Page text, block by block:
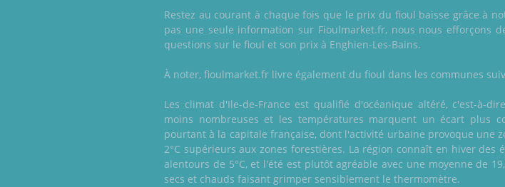
Restez au courant à chaque fois que le prix du fioul baisse grâce à
pas une seule information sur Fioulmarket.fr, nous nous efforçons
questions sur le fioul et son prix à Enghien-Les-Bains.
À noter, fioulmarket.fr livre également du fioul dans les communes
Les climat d'Ile-de-France est qualifié d'océanique altéré, c'est-à-
moins nombreuses et les températures marquent un écart plus
pourtant à la capitale française, dont l'activité urbaine provoque une
2°C supérieurs aux zones forestières. La région connaît en hiver
alentours de 5°C, et l'été est plutôt agréable avec une moyenne de
secs et chauds faisant grimper sensiblement le thermomètre.